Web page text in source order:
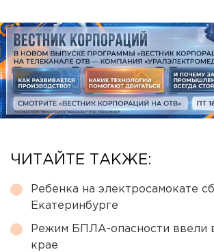
ЧИТАЙТЕ ТАКЖЕ:
Ребенка на электросамокате
Екатеринбурге
Режим БПЛА-опасности ввели
крае